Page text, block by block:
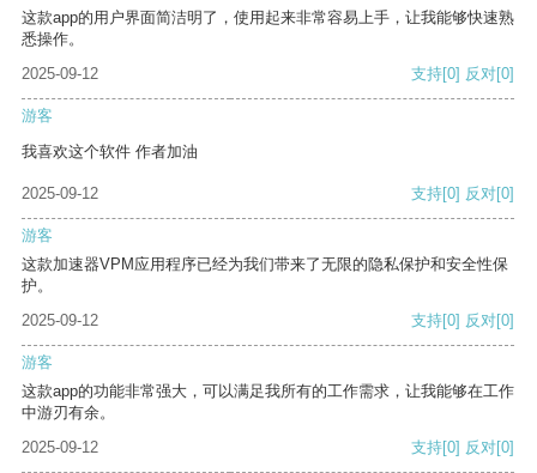
这款app的用户界面简洁明了，使用起来非常容易上手，让我能够快速熟
悉操作。
2025-09-12
支持[0] 反对[0]
游客
我喜欢这个软件 作者加油
2025-09-12 支持[0] 反对[0]
游客
这款加速器VPM应用程序已经为我们带来了无限的隐私保护和安全性保
护。
2025-09-12
支持[0] 反对[0]
游客
这款app的功能非常强大，可以满足我所有的工作需求，让我能够在工作
中游刃有余。
2025-09-12
支持[0] 反对[0]